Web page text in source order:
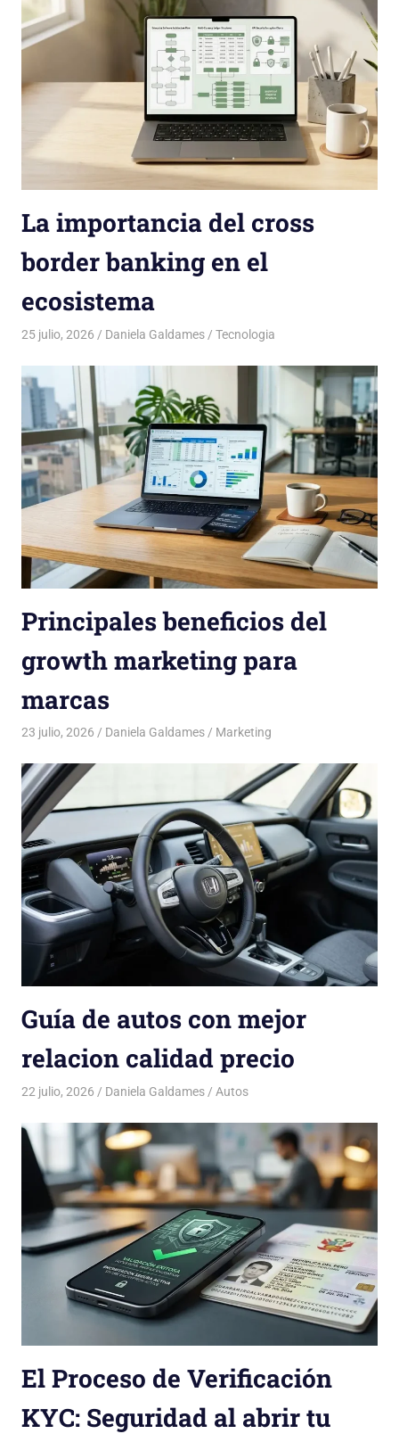
La importancia del cross
border banking en el
ecosistema
25 julio, 2026 Daniela Galdames Tecnologia
Principales beneficios del
growth marketing para
marcas
23 julio, 2026 Daniela Galdames Marketing
Guía de autos con mejor
relacion calidad precio
22 julio, 2026 Daniela Galdames Autos
El Proceso de Verificación
KYC: Seguridad al abrir tu